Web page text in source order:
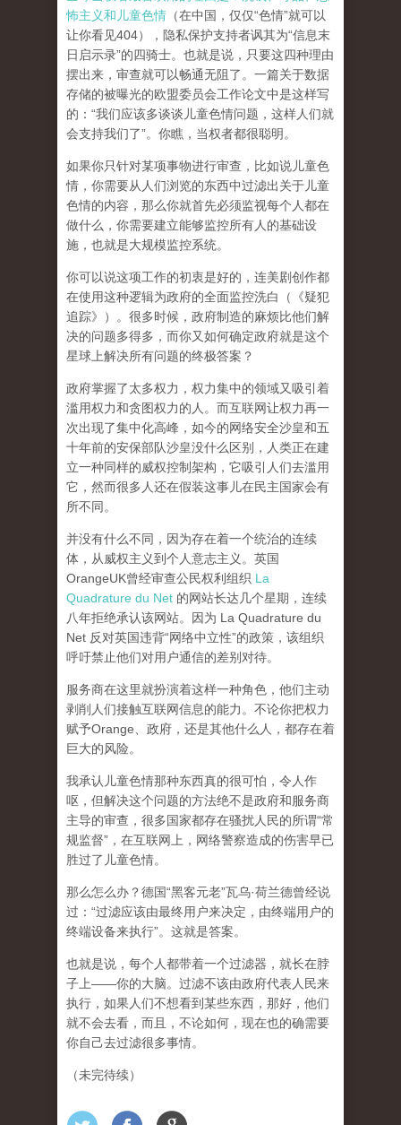
怖主义和儿童色情 （在中国，仅仅“色情”就可以
让你看见404），隐私保护支持者讽其为“信息末
日启示录”的四骑士。也就是说，只要这四种理由
摆出来，审查就可以畅通无阻了。一篇关于数据
存储的被曝光的欧盟委员会工作论文中是这样写
的：“我们应该多谈谈儿童色情问题，这样人们就
会支持我们了”。你瞧，当权者都很聪明。
如果你只针对某项事物进行审查，比如说儿童色
情，你需要从人们浏览的东西中过滤出关于儿童
色情的内容，那么你就首先必须监视每个人都在
做什么，你需要建立能够监控所有人的基础设
施，也就是大规模监控系统。
你可以说这项工作的初衷是好的，连美剧创作都
在使用这种逻辑为政府的全面监控洗白（《疑犯
追踪》）。 很多时候，政府制造的麻烦比他们解
决的问题多得多，而你又如何确定政府就是这个
星球上解决所有问题的终极答案？
政府掌握了太多权力，权力集中的领域又吸引着
滥用权力和贪图权力的人。而互联网让权力再一
次出现了集中化高峰， 如今的网络安全沙皇和五
十年前的安保部队沙皇没什么区别，人类正在建
立一种同样的威权控制架构，它吸引人们去滥用
它，然而很多人还在假装这事儿在民主国家会有
所不同。
并没有什么不同，因为存在着一个统治的连续
体，从威权主义到个人意志主义。英国
OrangeUK曾经审查公民权利组织 La
Quadrature du Net 的网站长达几个星期，连续
八年拒绝承认该网站。因为 La Quadrature du
Net 反对英国违背“网络中立性”的政策，该组织
呼吁禁止他们对用户通信的差别对待。
服务商在这里就扮演着这样一种角色，他们主动
剥削人们接触互联网信息的能力。不论你把权力
赋予Orange、政府，还是其他什么人，都存在着
巨大的风险。
我承认儿童色情那种东西真的很可怕，令人作
呕，但解决这个问题的方法绝不是政府和服务商
主导的审查，很多国家都存在骚扰人民的所谓“常
规监督”，在互联网上，网络警察造成的伤害早已
胜过了儿童色情。
那么怎么办？德国“黑客元老”瓦乌·荷兰德曾经说
过：“过滤应该由最终用户来决定，由终端用户的
终端设备来执行”。这就是答案。
也就是说，每个人都带着一个过滤器，就长在脖
子上——你的大脑。过滤不该由政府代表人民来
执行，如果人们不想看到某些东西，那好，他们
就不会去看，而且，不论如何，现在也的确需要
你自己去过滤很多事情。
（未完待续）